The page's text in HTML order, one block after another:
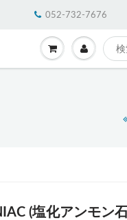
052-732-7676
(塩化アンモン